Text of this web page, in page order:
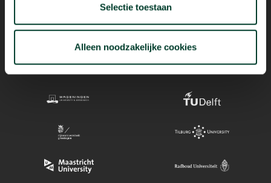
Selectie toestaan
Alleen noodzakelijke cookies